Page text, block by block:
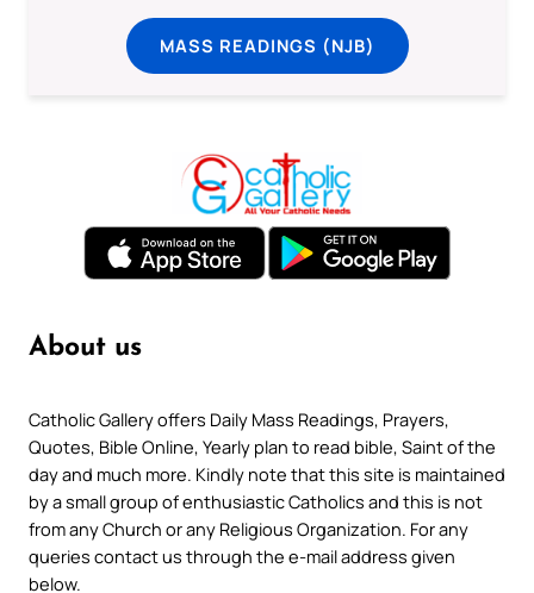
MASS READINGS (NJB)
About us
Catholic Gallery offers Daily Mass Readings, Prayers,
Quotes, Bible Online, Yearly plan to read bible, Saint of the
day and much more. Kindly note that this site is maintained
by a small group of enthusiastic Catholics and this is not
from any Church or any Religious Organization. For any
queries contact us through the e-mail address given
below.